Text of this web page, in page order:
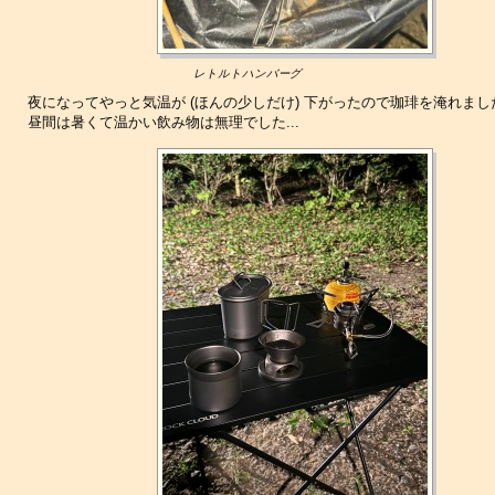
レトルトハンバーグ
夜になってやっと気温が (ほんの少しだけ) 下がったので珈琲を淹れまし
昼間は暑くて温かい飲み物は無理でした...